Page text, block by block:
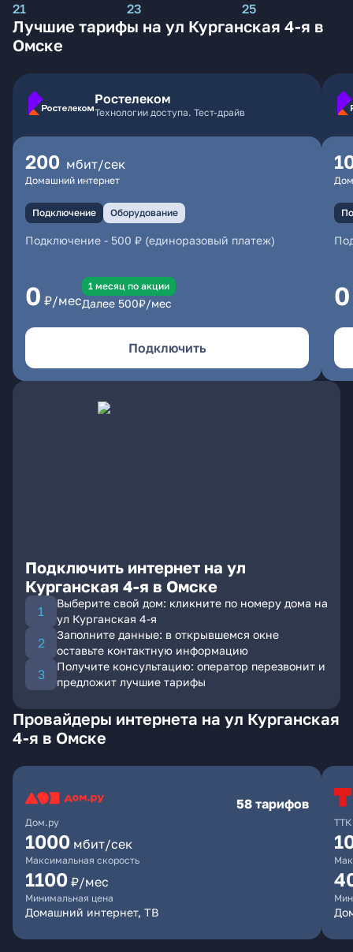
21
23 25
Лучшие тарифы на ул Курганская 4-я в
Омске
Ростелеком
Технологии доступа. Тест-драйв
200 мбит/сек
Домашний интернет
Подключение Оборудование
Подключение - 500 ₽ (единоразовый платеж)
0 ₽/мес
1 месяц по акции
Далее 500₽/мес
Подключить
0
Подключить интернет на ул
Курганская 4-я в Омске
Выберите свой дом: кликните по номеру дома на
ул Курганская 4-я
Заполните данные: в открывшемся окне
оставьте контактную информацию
Получите консультацию: оператор перезвонит и
предложит лучшие тарифы
Провайдеры интернета на ул Курганская
4-я в Омске
Дом.ру
58 тарифов
1000 мбит/сек
Максимальная скорость
1100 ₽/мес
Минимальная цена
Домашний интернет, ТВ
ТТК